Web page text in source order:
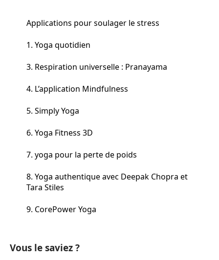
Applications pour soulager le stress
1. Yoga quotidien
3. Respiration universelle : Pranayama
4. L’application Mindfulness
5. Simply Yoga
6. Yoga Fitness 3D
7. yoga pour la perte de poids
8. Yoga authentique avec Deepak Chopra et
Tara Stiles
9. CorePower Yoga
Vous le saviez ?